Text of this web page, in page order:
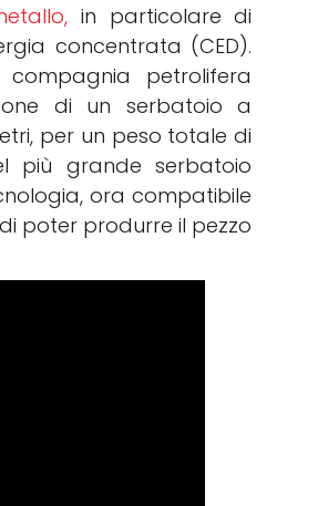
in particolare di
concentrata (CED).
petrolifera
di un serbatoio a
per un peso totale di
più grande serbatoio
ora compatibile
poter produrre il pezzo